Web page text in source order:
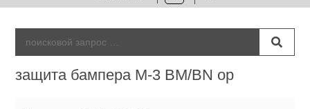
защита бампера M-3 BM/BN ор